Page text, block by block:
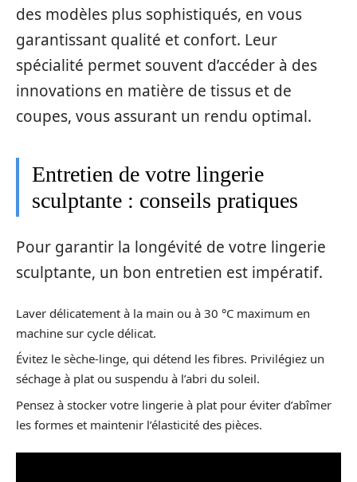
des modèles plus sophistiqués, en vous
garantissant qualité et confort. Leur
spécialité permet souvent d’accéder à des
innovations en matière de tissus et de
coupes, vous assurant un rendu optimal.
Entretien de votre lingerie
sculptante : conseils pratiques
Pour garantir la longévité de votre lingerie
sculptante, un bon entretien est impératif.
Laver délicatement à la main ou à 30 °C maximum en
machine sur cycle délicat.
Évitez le sèche-linge, qui détend les fibres. Privilégiez un
séchage à plat ou suspendu à l’abri du soleil.
Pensez à stocker votre lingerie à plat pour éviter d’abîmer
les formes et maintenir l’élasticité des pièces.